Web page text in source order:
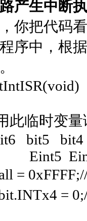
产生中断
你把代码
序中，根
此临时变
bit4
=
=